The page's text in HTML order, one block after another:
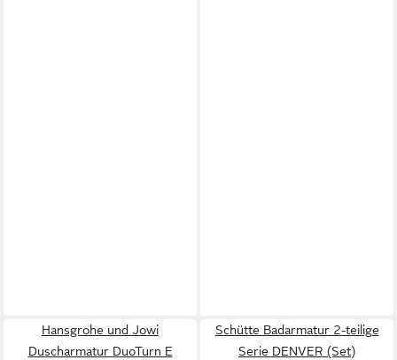
Hansgrohe und Jowi
Duscharmatur DuoTurn E
Schütte Badarmatur 2-teilige
Serie DENVER (Set)